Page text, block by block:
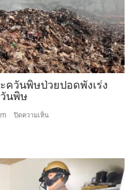
อิทธิพล
สิ่ง
ผิด
กฎหมาย
แบบ
า
วันพิษป่วยปอดพังเร่ง
นพิษ
ปิดความเห็น
ไฟ
บ่อ